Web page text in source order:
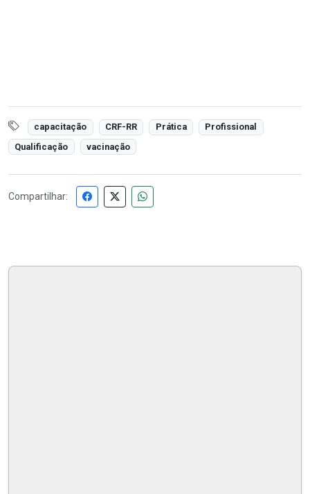
capacitação CRF-RR Prática
Profissional
Qualificação
vacinação
Compartilhar: